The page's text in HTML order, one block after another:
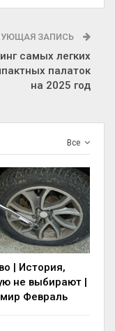
ЗАПИСЬ
самых легких
палаток
на 2025 год
Все
| История,
не выбирают |
Февраль